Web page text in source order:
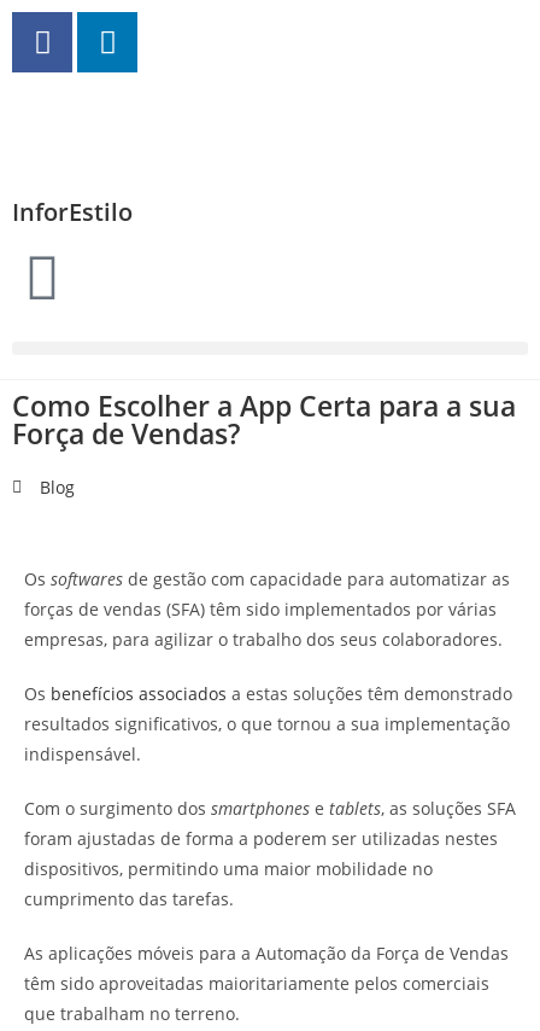
InforEstilo
Como Escolher a App Certa para a sua
Força de Vendas?
Blog
Os softwares de gestão com capacidade para automatizar as
forças de vendas (SFA) têm sido implementados por várias
empresas, para agilizar o trabalho dos seus colaboradores.
Os benefícios associados a estas soluções têm demonstrado
resultados significativos, o que tornou a sua implementação
indispensável.
Com o surgimento dos smartphones e tablets, as soluções SFA
foram ajustadas de forma a poderem ser utilizadas nestes
dispositivos, permitindo uma maior mobilidade no
cumprimento das tarefas.
As aplicações móveis para a Automação da Força de Vendas
têm sido aproveitadas maioritariamente pelos comerciais
que trabalham no terreno.